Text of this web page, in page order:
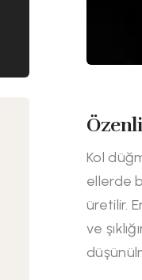
Kol
ellerde
üretilir.
ve